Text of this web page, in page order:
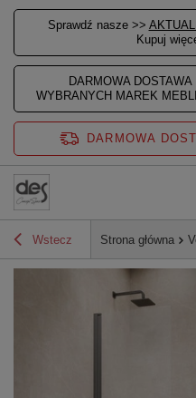
Sprawdź nasze >>
Kupuj
DARMOWA
WYBRANYCH MAREK
DARMOWA
Wstecz Strona główna